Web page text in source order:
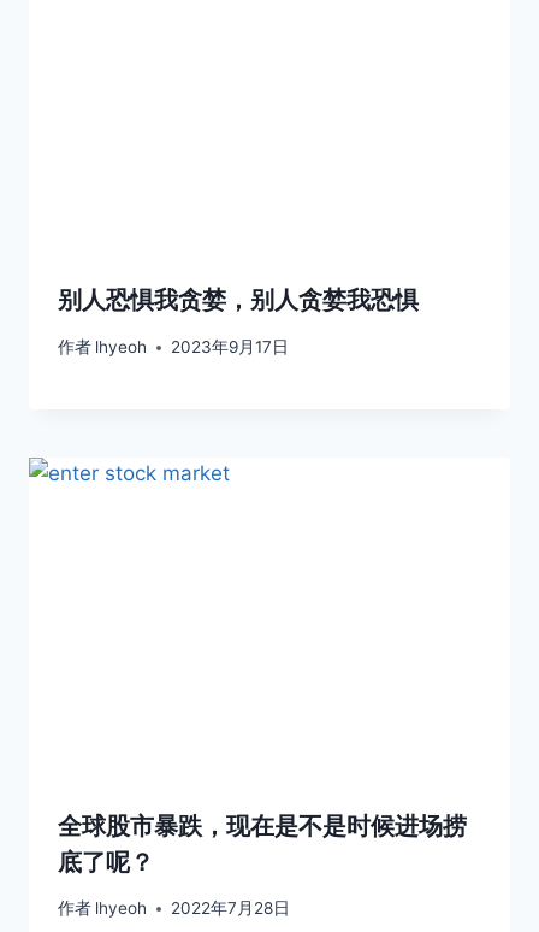
别人恐惧我贪婪，别人贪婪我恐惧
作者 lhyeoh 2023年9月17日
全球股市暴跌，现在是不是时候进场捞
底了呢？
作者 lhyeoh 2022年7月28日